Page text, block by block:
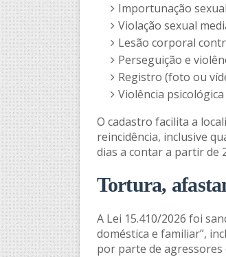
Importunação sexual
Violação sexual
Lesão corporal
Perseguição e
Registro (foto ou
Violência
O cadastro facilita a
reincidência, inclusive
dias a contar a partir de
Tortura,
A Lei 15.410/2026 foi
doméstica e familiar”,
por parte de